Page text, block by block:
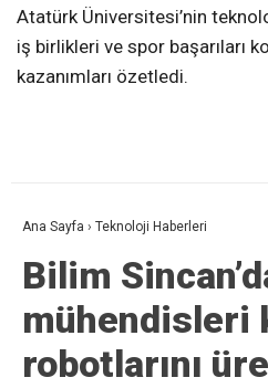
Atatürk Üniversitesi’nin
iş birlikleri ve spor başarıları
kazanımları özetledi.
Ana Sayfa › Teknoloji Haberleri
Bilim
mühendisleri
robotlarını